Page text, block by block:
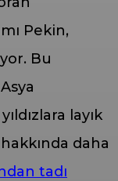
Pekin,
Bu
layık
daha
tadı